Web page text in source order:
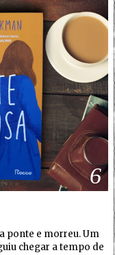
6
ponte e morreu. Um
chegar a tempo de